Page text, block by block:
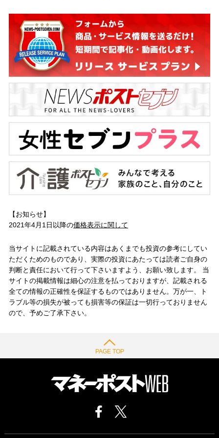
【お知らせ】
2021年4月1日以降の価格表示に関して
当サイトに記載されている内容はあくまでも投資の参考にしてい
ただくためのものであり、実際の投資にあたっては読者ご自身の
判断と責任において行って下さいますよう、お願い致します。 当
サイトの掲載情報は細心の注意を払っておりますが、記載される
全ての情報の正確性を保証するものではありません。万が一、ト
ラブル等の損失が被っても損害等の保証は一切行っておりません
ので、予めご了承下さい。
PAGE TOP